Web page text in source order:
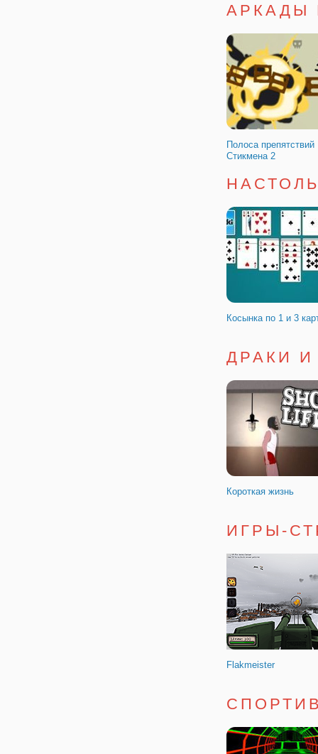
Гонки на Русских
АРКАДЫ
Полоса препятствий
Стикмена 2
Косынка по 1 и 3
Мистические птицы
ДРАКИ
Короткая жизнь
Герои Мифов:
ИГРЫ-
Flakmeister